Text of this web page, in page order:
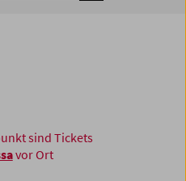
sind Tickets
vor Ort